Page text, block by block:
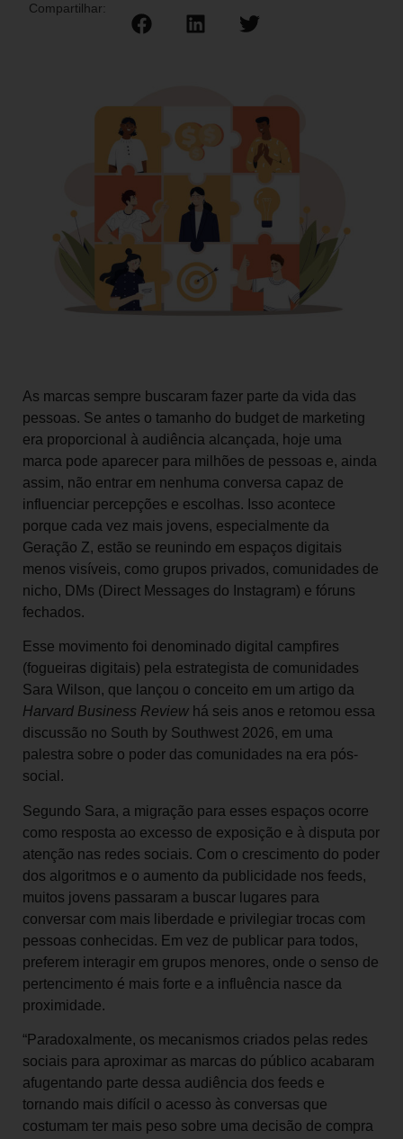
Compartilhar:
As marcas sempre buscaram fazer parte da vida das
pessoas. Se antes o tamanho do budget de marketing
era proporcional à audiência alcançada, hoje uma
marca pode aparecer para milhões de pessoas e, ainda
assim, não entrar em nenhuma conversa capaz de
influenciar percepções e escolhas. Isso acontece
porque cada vez mais jovens, especialmente da
Geração Z, estão se reunindo em espaços digitais
menos visíveis, como grupos privados, comunidades de
nicho, DMs (Direct Messages do Instagram) e fóruns
fechados.
Esse movimento foi denominado digital campfires
(fogueiras digitais) pela estrategista de comunidades
Sara Wilson, que lançou o conceito em um artigo da
Harvard Business Review há seis anos e retomou essa
discussão no South by Southwest 2026, em uma
palestra sobre o poder das comunidades na era pós-
social.
Segundo Sara, a migração para esses espaços ocorre
como resposta ao excesso de exposição e à disputa por
atenção nas redes sociais. Com o crescimento do poder
dos algoritmos e o aumento da publicidade nos feeds,
muitos jovens passaram a buscar lugares para
conversar com mais liberdade e privilegiar trocas com
pessoas conhecidas. Em vez de publicar para todos,
preferem interagir em grupos menores, onde o senso de
pertencimento é mais forte e a influência nasce da
proximidade.
“Paradoxalmente, os mecanismos criados pelas redes
sociais para aproximar as marcas do público acabaram
afugentando parte dessa audiência dos feeds e
tornando mais difícil o acesso às conversas que
costumam ter mais peso sobre uma decisão de compra